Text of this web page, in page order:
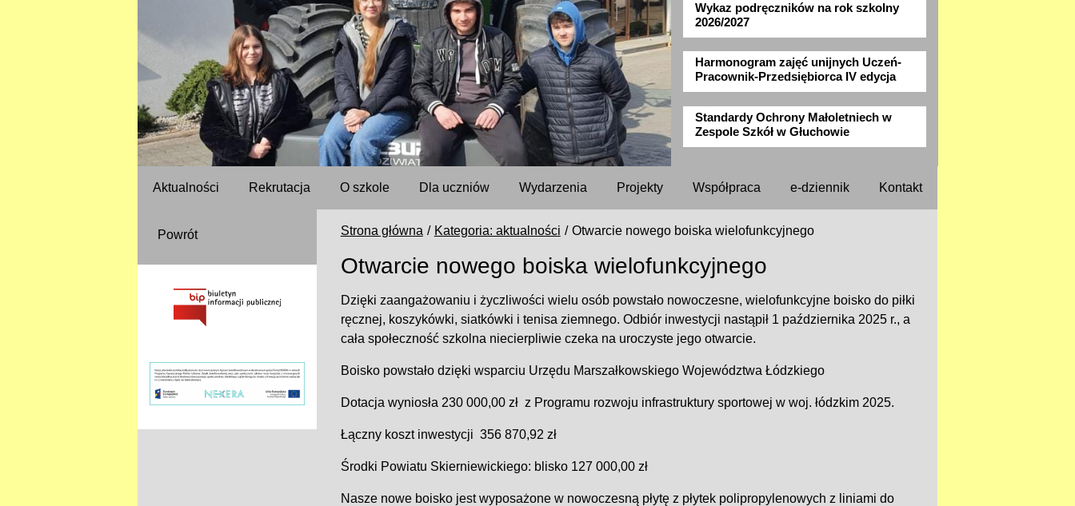
Wykaz podręczników na rok szkolny
2026/2027
Harmonogram zajęć unijnych Uczeń-
Pracownik-Przedsiębiorca IV edycja
Standardy Ochrony Małoletniech w
Zespole Szkół w Głuchowie
Aktualności Rekrutacja O szkole Dla uczniów Wydarzenia Projekty Współpraca e-dziennik Kontakt
Strona główna Kategoria: aktualności Otwarcie nowego boiska wielofunkcyjnego
Otwarcie nowego boiska wielofunkcyjnego
Dzięki zaangażowaniu i życzliwości wielu osób powstało nowoczesne, wielofunkcyjne boisko do piłki
ręcznej, koszykówki, siatkówki i tenisa ziemnego. Odbiór inwestycji nastąpił 1 października 2025 r., a
cała społeczność szkolna niecierpliwie czeka na uroczyste jego otwarcie.
Boisko powstało dzięki wsparciu Urzędu Marszałkowskiego Województwa Łódzkiego
Dotacja wyniosła 230 000,00 zł z Programu rozwoju infrastruktury sportowej w woj. łódzkim 2025.
Łączny koszt inwestycji 356 870,92 zł
Środki Powiatu Skierniewickiego: blisko 127 000,00 zł
Nasze nowe boisko jest wyposażone w nowoczesną płytę z płytek polipropylenowych z liniami do
Powrót